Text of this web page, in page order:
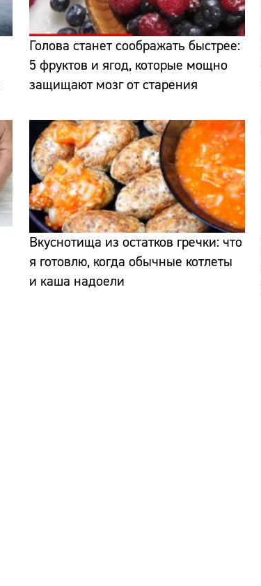
Голова станет соображать быстрее:
5 фруктов и ягод, которые мощно
защищают мозг от старения
Вкуснотища из остатков гречки: что
я готовлю, когда обычные котлеты
и каша надоели